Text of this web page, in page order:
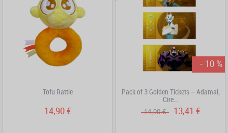
Tofu Rattle
14,90 €
- 10 %
Pack of 3 Golden Tickets – Adamai,
Cire...
14,90 € 13,41 €